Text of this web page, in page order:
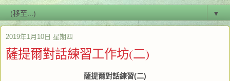
▼
2019年1月10日 星期四
薩提爾對話練習工作坊(二)
薩提爾對話練習(二)